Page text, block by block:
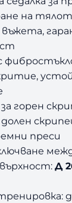
на
горен
преси
Д